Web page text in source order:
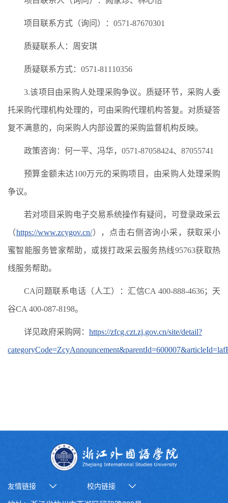
项目联系方式（询问）：0571-87670301
质疑联系人：周安琪
质疑联系方式：0571-81110356
3.该项目由采购人处理采购争议。质疑环节，采购人委
托采购代理机构处理的，可由采购代理机构答复。对质疑答
复不满意的，向采购人内部设置的采购监督机构反映。
政策咨询：何一平、冯华，0571-87058424、87055741
预算金额未达100万元的采购项目，由采购人处理采购
争议。
若对项目采购电子交易系统操作有疑问，可登录政采云
（https://www.zcygov.cn/），点击右侧咨询小采，获取采小
蜜智能服务管家帮助，或拨打政采云服务热线95763获取热
线服务帮助。
CA问题联系电话（人工）：汇信CA 400-888-4636；天
谷CA 400-087-8198。
详见政府采购网： https://zfcg.czt.zj.gov.cn/site/detail?
友情链接 校内链接